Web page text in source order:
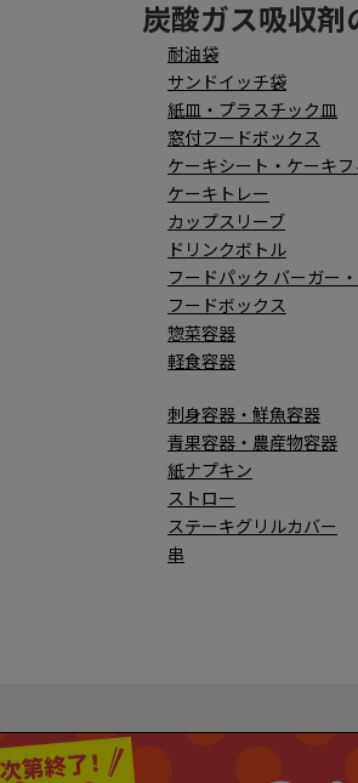
炭酸ガス吸収
耐油袋
サンドイッチ袋
紙皿・プラスチック皿
窓付フードボックス
ケーキシート・ケーキ
ケーキトレー
カップスリーブ
ドリンクボトル
フードパック バーガー
フードボックス
惣菜容器
軽食容器
刺身容器・鮮魚容器
青果容器・農産物容器
紙ナプキン
ストロー
ステーキグリルカバー
串